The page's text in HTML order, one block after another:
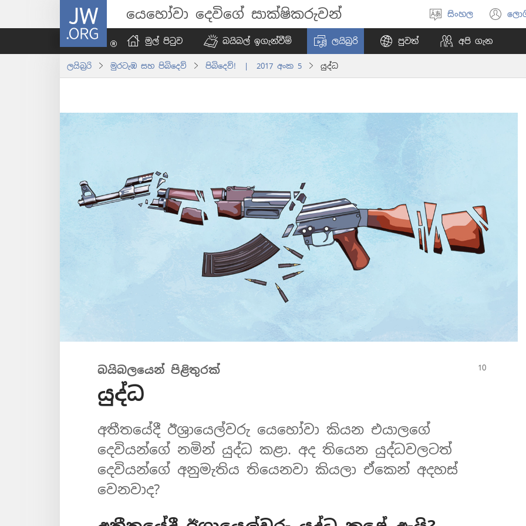
JW.ORG යෙහෝවා දෙවිගේ සාක්ෂිකරුවන්
භාෂාව
තෝරන්න
සිංහල
මුල් පිටුව බයිබල් ඉගැන්වීම් ලයිබ්‍රරි පුවත් අපි ගැන
ලයිබ්‍රරි මුරටැඹ සහ පිබිදෙව් පිබිදෙව්! | 2017 අංක 5 යුද්ධ
බයිබලයෙන් පිළිතුරක්
යුද්ධ
අතීතයේදී ඊශ්‍රායෙල්වරු යෙහෝවා කියන එයාලගේ
දෙවියන්ගේ නමින් යුද්ධ කළා. අද තියෙන යුද්ධවලටත්
දෙවියන්ගේ අනුමැතිය තියෙනවා කියලා ඒකෙන් අදහස්
වෙනවාද?